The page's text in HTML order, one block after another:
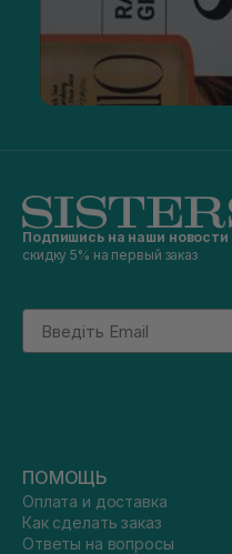
Подпишись на наши новости
скидку 5% на первый заказ
Email
ПОМОЩЬ
Оплата и доставка
Как сделать заказ
Ответы на вопросы